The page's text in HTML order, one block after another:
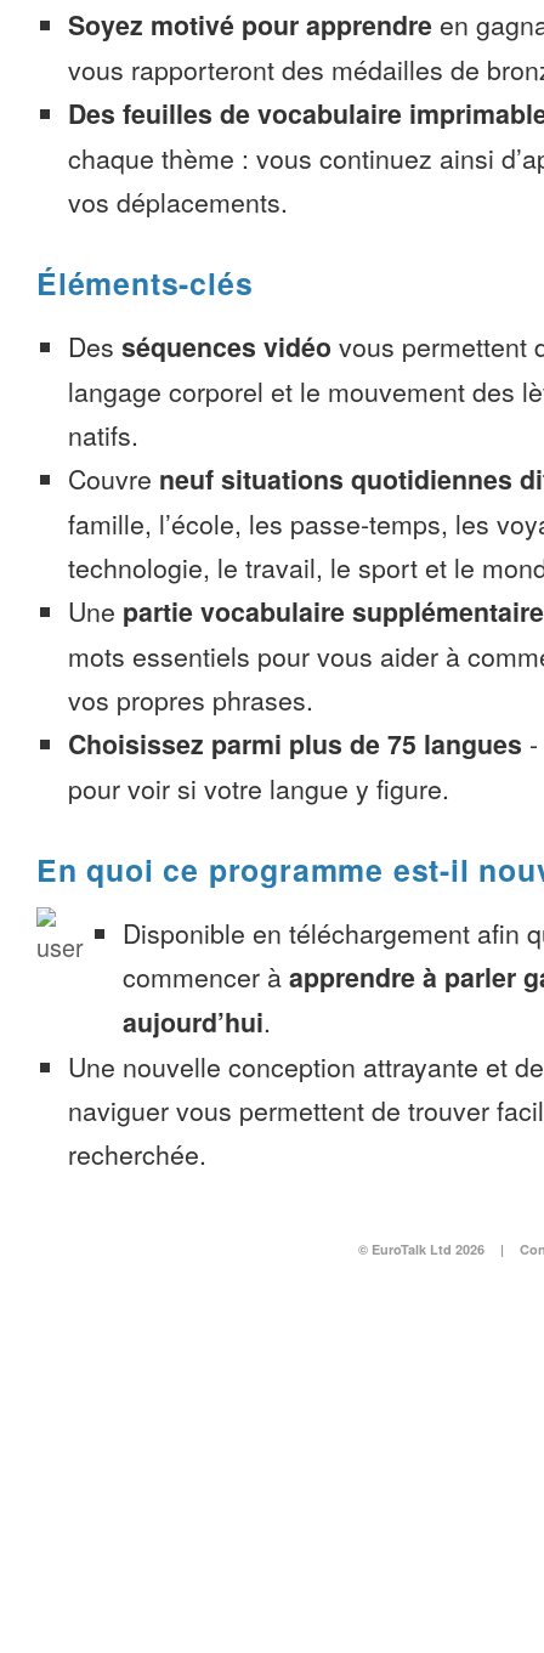
Soyez motivé pour apprendre en
vous rapporteront des médailles de
Des feuilles de vocabulaire
chaque thème : vous continuez ainsi
vos déplacements.
Éléments-clés
Des séquences vidéo vous permettent
langage corporel et le mouvement des
natifs.
Couvre neuf situations quotidiennes
famille, l’école, les passe-temps, les
technologie, le travail, le sport et le
Une partie vocabulaire supplémentaire
mots essentiels pour vous aider à
vos propres phrases.
Choisissez parmi plus de 75 langues -
pour voir si votre langue y figure.
En quoi ce programme est-il
Disponible en téléchargement afin
commencer à apprendre à parler
aujourd’hui.
Une nouvelle conception attrayante et
naviguer vous permettent de trouver
recherchée.
© EuroTalk Ltd 2026 |